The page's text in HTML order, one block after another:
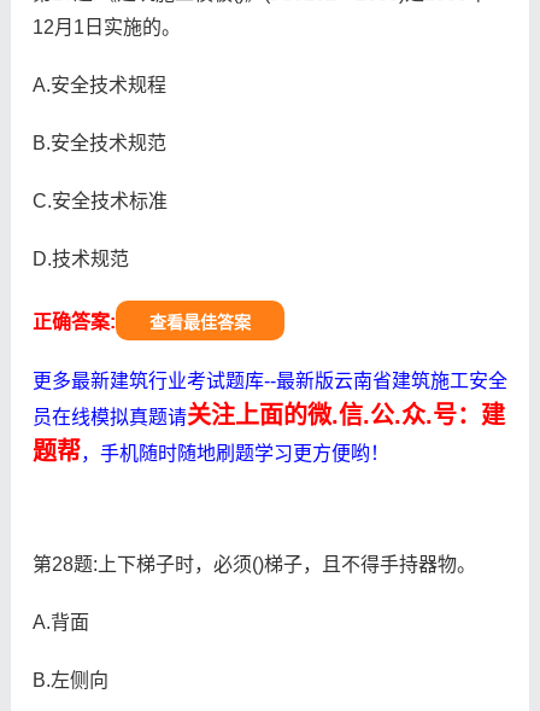
12月1日实施的。
A.安全技术规程
B.安全技术规范
C.安全技术标准
D.技术规范
正确答案: 查看最佳答案
更多最新建筑行业考试题库--最新版云南省建筑施工安全
员在线模拟真题请关注上面的微.信.公.众.号：建
题帮，手机随时随地刷题学习更方便哟！
第28题:上下梯子时，必须()梯子，且不得手持器物。
A.背面
B.左侧向